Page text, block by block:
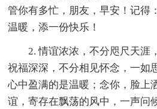
管你有多忙，朋友，早安！记得
温暖，添一份快乐！
2. 情谊浓浓，不分咫尺天涯
祝福深深，不分相见怀念，一如
心中盈满的是温暖；念你，脸上
谊，寄存在飘荡的风中，一声问